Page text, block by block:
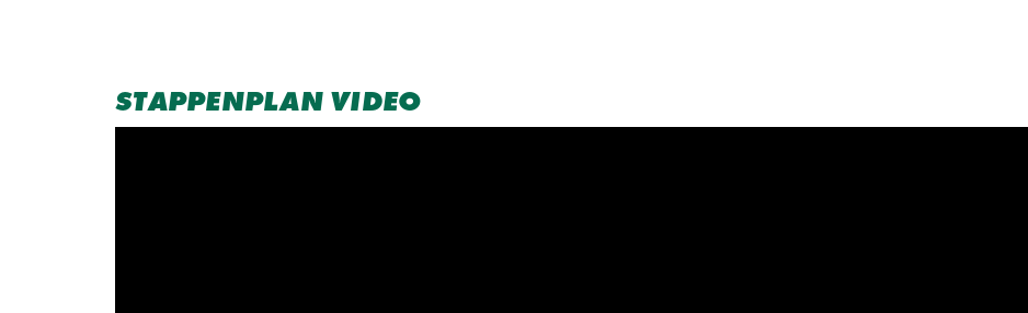
STAPPENPLAN VIDEO